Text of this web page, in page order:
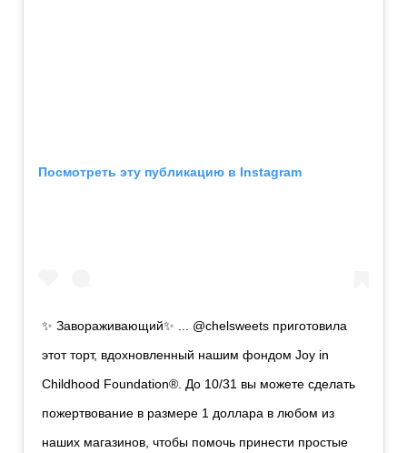
Посмотреть эту публикацию в Instagram
✨ Завораживающий✨ ... @chelsweets приготовила
этот торт, вдохновленный нашим фондом Joy in
Childhood Foundation®. До 10/31 вы можете сделать
пожертвование в размере 1 доллара в любом из
наших магазинов, чтобы помочь принести простые